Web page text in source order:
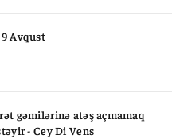
Avqust
gəmilərinə atəş açmamaq
- Cey Di Vens